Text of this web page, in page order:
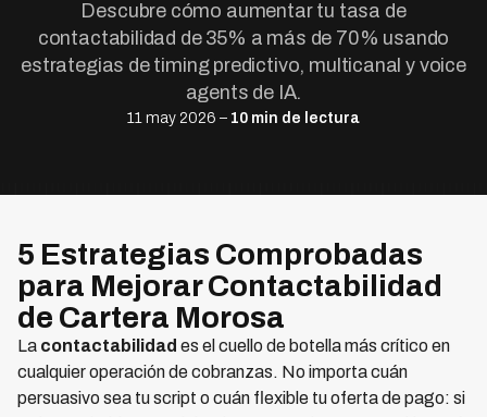
Descubre cómo aumentar tu tasa de
contactabilidad de 35% a más de 70% usando
estrategias de timing predictivo, multicanal y voice
agents de IA.
11 may 2026 – 10 min de lectura
5 Estrategias Comprobadas
para Mejorar Contactabilidad
de Cartera Morosa
La contactabilidad es el cuello de botella más crítico en
cualquier operación de cobranzas. No importa cuán
persuasivo sea tu script o cuán flexible tu oferta de pago: si